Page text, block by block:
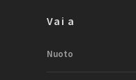
Vai a
Nuoto